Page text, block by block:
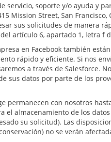
servicio, soporte y/o ayuda y
Mission Street, San Francisco,
sus solicitudes de manera
artículo 6, apartado 1, letra f
en Facebook también
rápido y eficiente. Si nos
a través de Salesforce.
sus datos por parte de los
permanecen con nosotros
el almacenamiento de los
su solicitud). Las
no se verán